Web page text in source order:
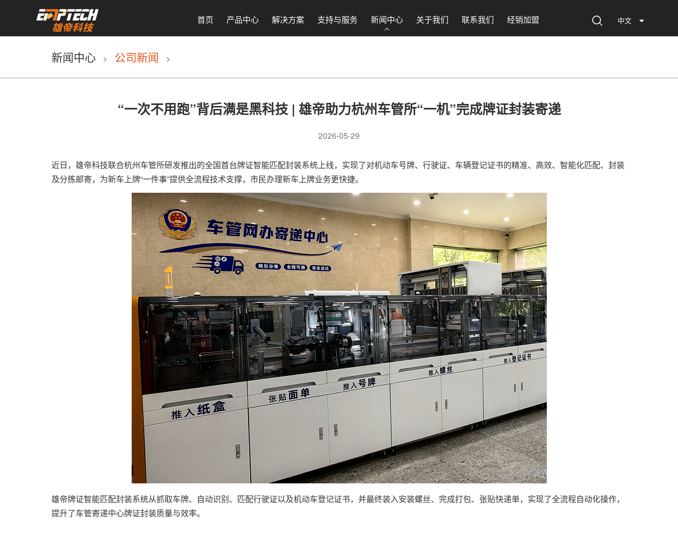
中文
首页 产品中心 解决方案 支持与服务 新闻中心 关于我们 联系我们 经销加盟
新闻中心 > 公司新闻 >
“一次不用跑”背后满是黑科技 | 雄帝助力杭州车管所“一机”完成牌证封装寄递
2026-05-29
近日，雄帝科技联合杭州车管所研发推出的全国首台牌证智能匹配封装系统上线，实现了对机动车号牌、行驶证、车辆登记证书的精准、高效、智能化匹配、封装
及分拣邮寄，为新车上牌“一件事”提供全流程技术支撑，市民办理新车上牌业务更快捷。
雄帝牌证智能匹配封装系统从抓取车牌、自动识别、匹配行驶证以及机动车登记证书，并最终装入安装螺丝、完成打包、张贴快递单，实现了全流程自动化操作，
提升了车管寄递中心牌证封装质量与效率。